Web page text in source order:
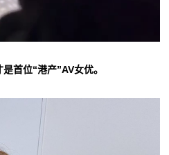
首位“港产”AV女优。